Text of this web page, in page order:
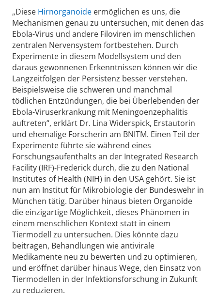
„Diese Hirnorganoide ermöglichen es uns, die
Mechanismen genau zu untersuchen, mit denen das
Ebola-Virus und andere Filoviren im menschlichen
zentralen Nervensystem fortbestehen. Durch
Experimente in diesem Modellsystem und den
daraus gewonnenen Erkenntnissen können wir die
Langzeitfolgen der Persistenz besser verstehen.
Beispielsweise die schweren und manchmal
tödlichen Entzündungen, die bei Überlebenden der
Ebola-Viruserkrankung mit Meningoenzephalitis
auftreten“, erklärt Dr. Lina Widerspick, Erstautorin
und ehemalige Forscherin am BNITM. Einen Teil der
Experimente führte sie während eines
Forschungsaufenthalts an der Integrated Research
Facility (IRF)-Frederick durch, die zu den National
Institutes of Health (NIH) in den USA gehört. Sie ist
nun am Institut für Mikrobiologie der Bundeswehr in
München tätig. Darüber hinaus bieten Organoide
die einzigartige Möglichkeit, dieses Phänomen in
einem menschlichen Kontext statt in einem
Tiermodell zu untersuchen. Dies könnte dazu
beitragen, Behandlungen wie antivirale
Medikamente neu zu bewerten und zu optimieren,
und eröffnet darüber hinaus Wege, den Einsatz von
Tiermodellen in der Infektionsforschung in Zukunft
zu reduzieren.